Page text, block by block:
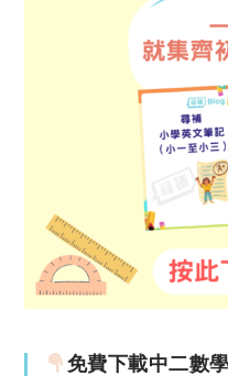
免費下載中二數